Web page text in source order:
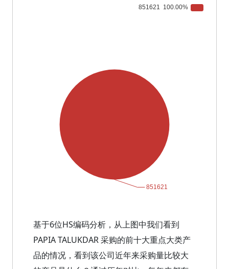
基于6位HS编码分析，从上图中我们看到
PAPIA TALUKDAR 采购的前十大重点大类产
品的情况，看到该公司近年来采购量比较大